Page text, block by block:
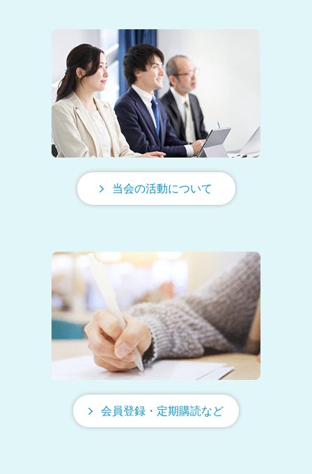
当会の活動について
会員登録・定期購読など